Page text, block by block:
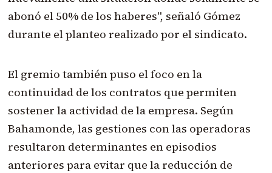
abonó el 50% de los haberes", señaló Gómez
durante el planteo realizado por el sindicato.
El gremio también puso el foco en la
continuidad de los contratos que permiten
sostener la actividad de la empresa. Según
Bahamonde, las gestiones con las operadoras
resultaron determinantes en episodios
anteriores para evitar que la reducción de